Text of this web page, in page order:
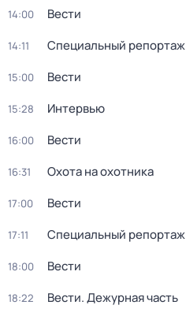
14:00 Вести
14:11 Специальный репортаж
15:00 Вести
15:28 Интервью
16:00 Вести
16:31 Охота на охотника
17:00 Вести
17:11 Специальный репортаж
18:00 Вести
18:22 Вести. Дежурная часть